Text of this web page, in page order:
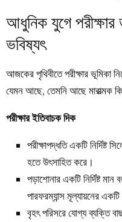
আধুনিক যুগে
ভবিষ্যৎ
আজকের পৃথিবীতে পরীক্ষার ভূমিকা
যেমন আছে, তেমনি আছে মারাত্মক
পরীক্ষার ইতিবাচক দিক
পরীক্ষাপদ্ধতি একটি
হতে উৎসাহিত করে।
পড়াশোনার একটি নির্দিষ্ট মান
পারফরম্যান্স মূল্যায়নের
বৃহৎ পরিসরে যোগ্য ব্যক্তি